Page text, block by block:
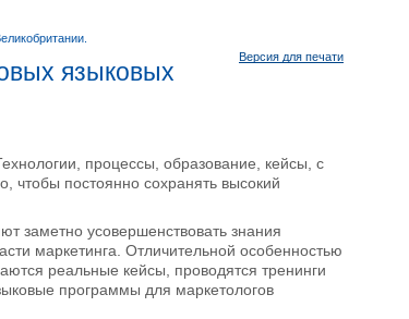
Версия для печати
языковых
процессы, образование, кейсы, с
чтобы постоянно сохранять высокий
заметно усовершенствовать знания
маркетинга. Отличительной особенностью
реальные кейсы, проводятся тренинги
программы для маркетологов